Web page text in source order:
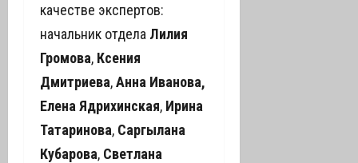
качестве экспертов:
начальник отдела Лилия
Громова, Ксения
Дмитриева,Анна Иванова,
Елена Ядрихинская, Ирина
Татаринова, Саргылана
Кубарова, Светлана